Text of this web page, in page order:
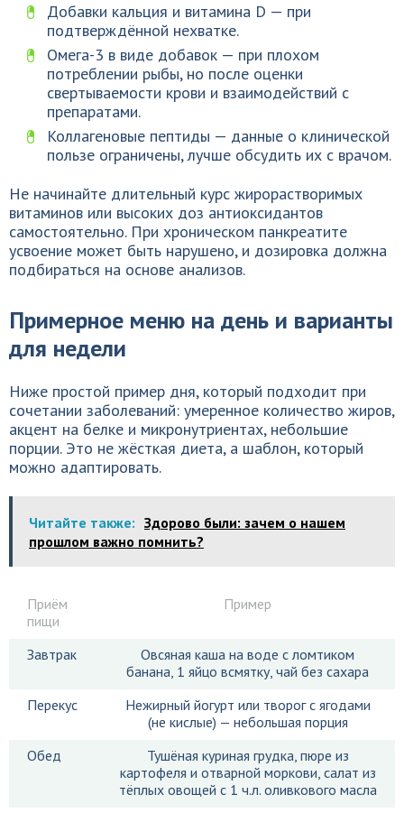
Добавки кальция и витамина D — при
подтверждённой нехватке.
Омега-3 в виде добавок — при плохом
потреблении рыбы, но после оценки
свертываемости крови и взаимодействий с
препаратами.
Коллагеновые пептиды — данные о клинической
пользе ограничены, лучше обсудить их с врачом.
Не начинайте длительный курс жирорастворимых
витаминов или высоких доз антиоксидантов
самостоятельно. При хроническом панкреатите
усвоение может быть нарушено, и дозировка должна
подбираться на основе анализов.
Примерное меню на день и варианты
для недели
Ниже простой пример дня, который подходит при
сочетании заболеваний: умеренное количество жиров,
акцент на белке и микронутриентах, небольшие
порции. Это не жёсткая диета, а шаблон, который
можно адаптировать.
Читайте также: Здорово были: зачем о нашем
прошлом важно помнить?
Приём
пищи
Пример
Завтрак
Овсяная каша на воде с ломтиком
банана, 1 яйцо всмятку, чай без сахара
Перекус
Нежирный йогурт или творог с ягодами
(не кислые) — небольшая порция
Обед
Тушёная куриная грудка, пюре из
картофеля и отварной моркови, салат из
тёплых овощей с 1 ч.л. оливкового масла